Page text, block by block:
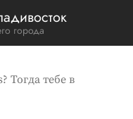
города
Тогда тебе в